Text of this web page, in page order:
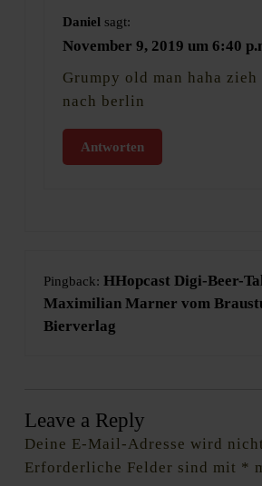
Daniel sagt:
November 9, 2019 um 6:40
Grumpy old man haha zieh
nach berlin
Antworten
Pingback: HHopcast Digi-Beer-
Maximilian Marner vom
Bierverlag
Leave a Reply
Deine E-Mail-Adresse wird
Erforderliche Felder sind mit *